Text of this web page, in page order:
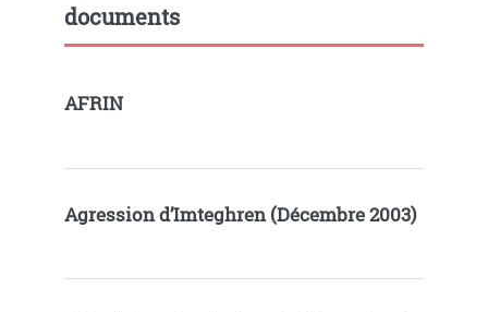
documents
AFRIN
Agression d’Imteghren (Décembre 2003)